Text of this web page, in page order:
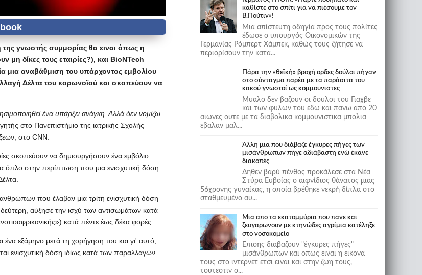
της γνωστής συμμορίας θα ειναι όπως η
δίκες τους εταιρίες?), και BioNTech
μια αναβάθμιση του υπάρχοντος εμβολίου
Δέλτα του κορωνοϊού και σκοπεύουν να
ένα υπάρξει ανάγκη. Αλλά δεν νομίζω
στο Πανεπιστήμιο της ιατρικής Σχολής
στο CNN.
σκοπεύουν να δημιουργήσουν ένα εμβόλιο
όπλο στην περίπτωση που μια ενισχυτική δόση
που έλαβαν μια τρίτη ενισχυτική δόση
αύξησε την ισχύ των αντισωμάτων κατά
κατά πέντε έως δέκα φορές.
ένα εξάμηνο μετά τη χορήγηση του και γι' αυτό,
ενισχυτική δόση ιδίως κατά των παραλλαγών
καθίστε στο σπίτι για να πιέσουμε τον
Β.Πούτιν»!
Μια απίστευτη οδηγία προς τους πολίτες
έδωσε ο υπουργός Οικονομικών της
Γερμανίας Ρόμπερτ Χάμπεκ, καθώς τους ζήτησε να
περιορίσουν την κατα...
Πάρα την «θεϊκή» βροχή ορδες δούλοι πήγαν
στο σύνταγμα παρέα με τα παράσιτα του
κακού γνωστοί ως κομμουνιστες
Μυαλο δεν βαζουν οι δουλοι του Γιαχβε
και των φυλων του εδω και πανω απο 20
αιωνες ουτε με τα διαβολικα κομμουνιστικα μπολια
εβαλαν μαλ...
Άλλη μια που διάβαζε έγκυρες πήγες των
μισάνθρωπων πήγε αδιάβαστη ενώ έκανε
διακοπές
Δηθεν βαρύ πένθος προκάλεσε στα Νέα
Στύρα Ευβοίας ο αιφνίδιος θάνατος μιας
56χρονης γυναίκας, η οποία βρέθηκε νεκρή δίπλα στο
σταθμευμένο αυ...
Μια απο τα εκατομμύρια που πανε και
ζευγαρωνουν με κτηνώδες αγρίμια κατέληξε
στο νοσοκομείο
Επισης διαβαζουν "έγκυρες πήγες"
μισάνθρωπων και οπως ειναι η εικονα
τους στο ιντερνετ ετσι ειναι και στην ζωη τους,
τουτεστιν ο...